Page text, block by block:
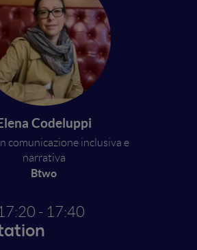
Codeluppi
comunicazione inclusiva e
narrativa
Btwo
- 17:40